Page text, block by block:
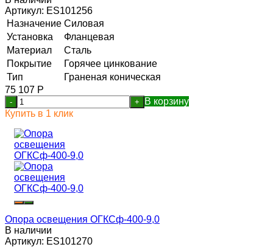
Артикул: ES101256
Назначение Силовая
Установка
Фланцевая
Материал
Сталь
Покрытие
Горячее цинкование
Тип
Граненая коническая
75 107 Р
- +
В корзину
Купить в 1 клик
Опора освещения ОГКСф-400-9,0
В наличии
Артикул: ES101270